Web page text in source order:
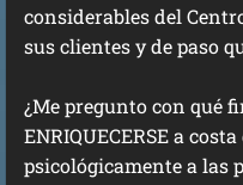
considerables del
sus clientes y de paso
¿Me pregunto con qué
ENRIQUECERSE a
psicológicamente a las